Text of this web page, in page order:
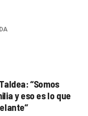
“Somos
y eso es lo que